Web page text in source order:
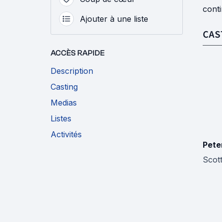
Ajouter à une liste
ACCÈS RAPIDE
Description
Casting
Medias
Listes
Activités